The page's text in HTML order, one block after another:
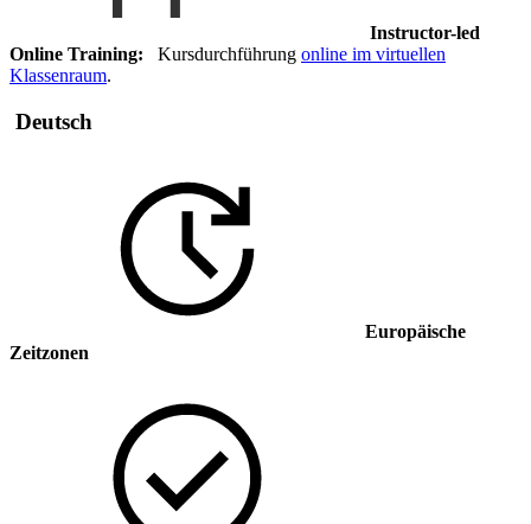
Instructor-led
Online Training: Kursdurchführung online im virtuellen
Klassenraum.
Deutsch
Europäische
Zeitzonen